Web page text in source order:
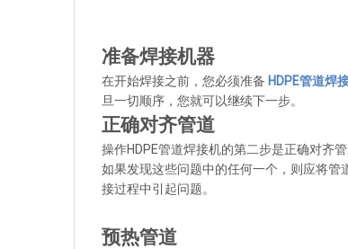
准备焊接机器
在开始焊接之前，您必须准备 HDPE管道焊
旦一切顺序，您就可以继续下一步。
正确对齐管道
操作HDPE管道焊接机的第二步是正确对齐
如果发现这些问题中的任何一个，则应将
接过程中引起问题。
预热管道